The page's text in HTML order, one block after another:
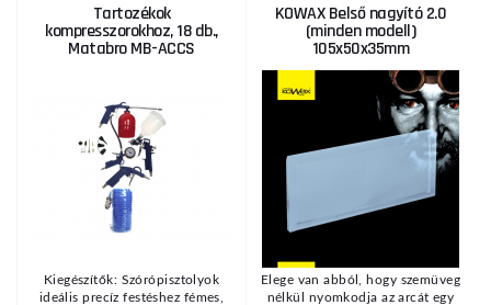
Tartozékok
kompresszorokhoz, 18 db.,
Matabro MB-ACCS
Kiegészítők: Szórópisztolyok
ideális precíz festéshez fémes,
KOWAX Belső nagyító 2.0
(minden modell)
105x50x35mm
Elege van abból, hogy szemüveg
nélkül nyomkodja az arcát egy